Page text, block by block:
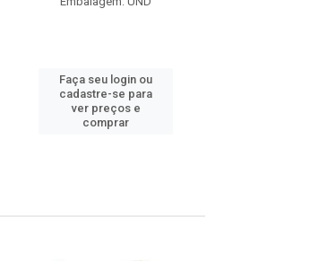
Faça seu login ou
cadastre-se para
ver preços e
comprar